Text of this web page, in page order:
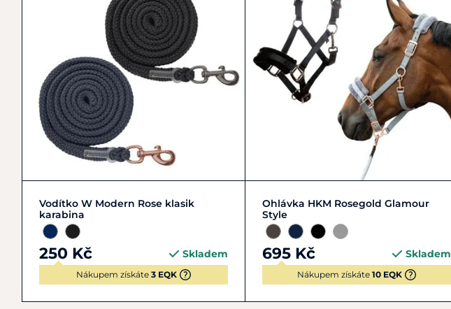
Zobrazit detail
Vodítko W Modern Rose klasik
karabina
250 Kč Skladem
Nákupem získáte 3 EQK
COB | M FULL | L PONY | S
Ohlávka HKM Rosegold Glamour
Style
695 Kč Skladem
Nákupem získáte 10 EQK